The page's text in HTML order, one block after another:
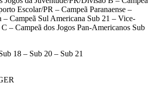
Escolar/PR – Campeã Paranaense –
– Campeã Sul Americana Sub 21 – Vice-
– Campeã dos Jogos Pan-Americanos Sub
18 – Sub 20 – Sub 21